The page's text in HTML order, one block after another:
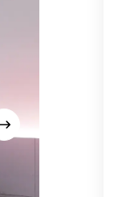
Visa nästa bild